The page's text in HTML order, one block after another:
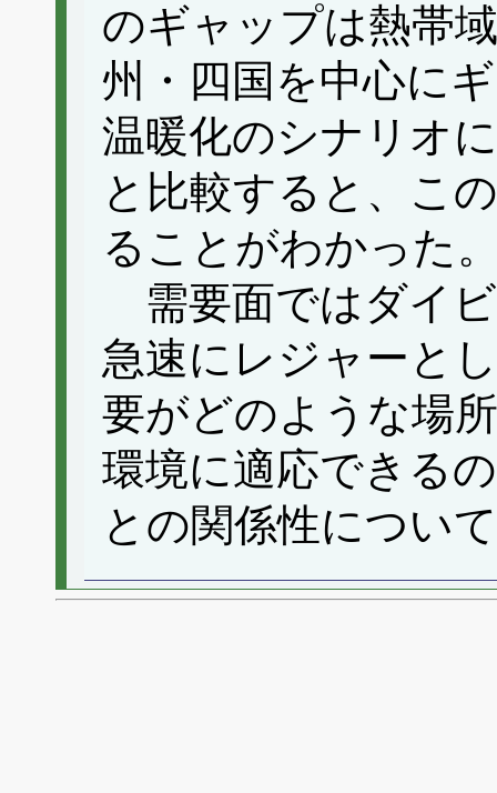
のギャップは熱帯
州・四国を中心に
温暖化のシナリオ
と比較すると、こ
ることがわかった
需要面ではダイ
急速にレジャーと
要がどのような場
環境に適応できる
との関係性につい